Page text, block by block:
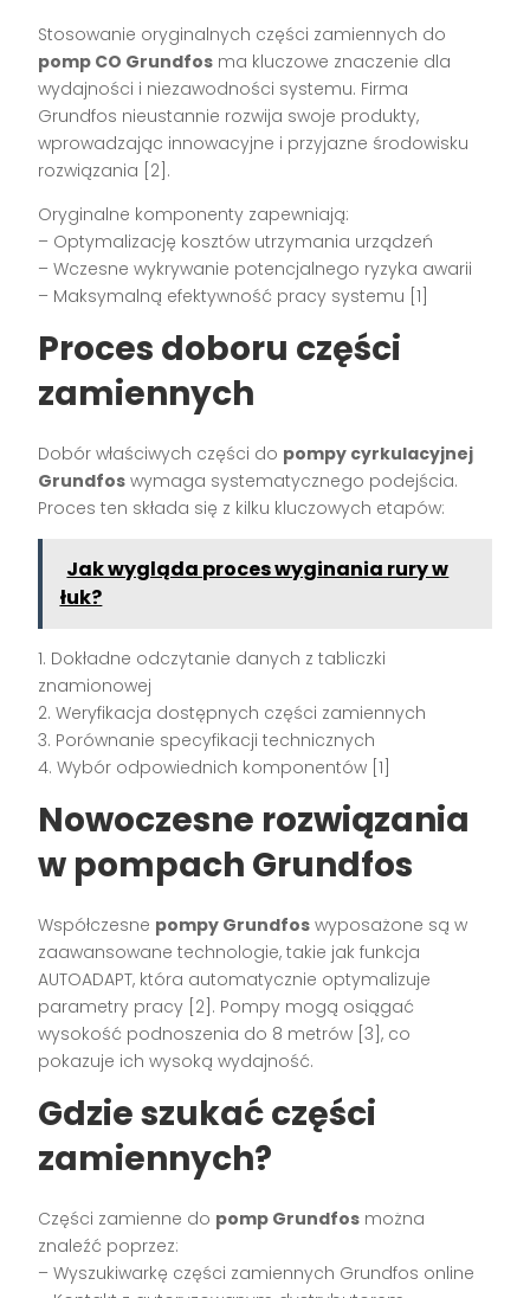
Stosowanie oryginalnych części zamiennych do
pomp CO Grundfos ma kluczowe znaczenie dla
wydajności i niezawodności systemu. Firma
Grundfos nieustannie rozwija swoje produkty,
wprowadzając innowacyjne i przyjazne środowisku
rozwiązania [2].
Oryginalne komponenty zapewniają:
– Optymalizację kosztów utrzymania urządzeń
– Wczesne wykrywanie potencjalnego ryzyka awarii
– Maksymalną efektywność pracy systemu [1]
Proces doboru części
zamiennych
Dobór właściwych części do pompy cyrkulacyjnej
Grundfos wymaga systematycznego podejścia.
Proces ten składa się z kilku kluczowych etapów:
Jak wygląda proces wyginania rury w
łuk?
1. Dokładne odczytanie danych z tabliczki
znamionowej
2. Weryfikacja dostępnych części zamiennych
3. Porównanie specyfikacji technicznych
4. Wybór odpowiednich komponentów [1]
Nowoczesne rozwiązania
w pompach Grundfos
Współczesne pompy Grundfos wyposażone są w
zaawansowane technologie, takie jak funkcja
AUTOADAPT, która automatycznie optymalizuje
parametry pracy [2]. Pompy mogą osiągać
wysokość podnoszenia do 8 metrów [3], co
pokazuje ich wysoką wydajność.
Gdzie szukać części
zamiennych?
Części zamienne do pomp Grundfos można
znaleźć poprzez:
– Wyszukiwarkę części zamiennych Grundfos online